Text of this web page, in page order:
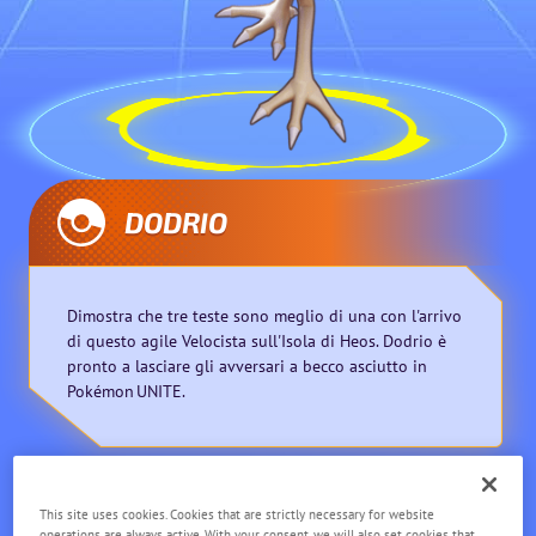
DODRIO
Dimostra che tre teste sono meglio di una con l'arrivo
di questo agile Velocista sull'Isola di Heos. Dodrio è
pronto a lasciare gli avversari a becco asciutto in
Pokémon UNITE.
Velocista
Corto raggio
This site uses cookies. Cookies that are strictly necessary for website